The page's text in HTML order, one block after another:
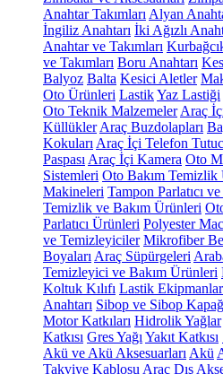
Anahtar Takımları Alyan
İngiliz Anahtarı İki Ağızlı
Anahtar ve Takımları
ve Takımları Boru Anahtarı
Balyoz Balta Kesici Aletler
Oto Ürünleri LastikYaz Lastiği
Oto Teknik Malzemeler Araç
Küllükler Araç Buzdolapları
Kokuları Araç İçi Telefon
Paspası Araç İçi Kamera Oto
Sistemleri Oto Bakım Temizlik
Makineleri Tampon Parlatıcı
Temizlik ve Bakım Ürünleri
Parlatıcı Ürünleri Polyester
ve Temizleyiciler Mikrofiber
Boyaları Araç Süpürgeleri
Temizleyici ve Bakım Ürünleri
Koltuk Kılıfı Lastik
Anahtarı Sibop ve Sibop
Motor Katkıları Hidrolik Yağlar
Katkısı Gres Yağı Yakıt Katkısı
Akü ve Akü Aksesuarları Akü
Takviye Kablosu Araç Dış